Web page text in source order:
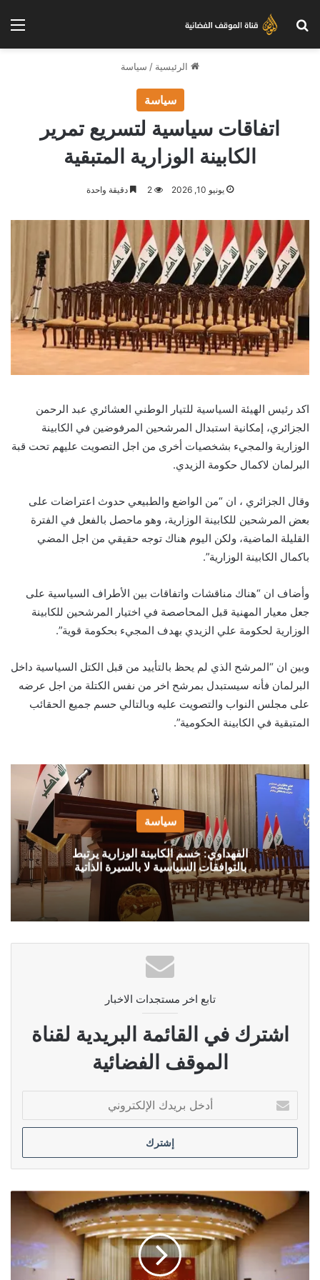
بحث عن
الرئيسية / سياسة
سياسة
اتفاقات سياسية لتسريع تمرير
الكابينة الوزارية المتبقية
يونيو 10, 2026 2 دقيقة واحدة
اكد رئيس الهيئة السياسية للتيار الوطني العشائري عبد الرحمن
الجزائري، إمكانية استبدال المرشحين المرفوضين في الكابينة
الوزارية والمجيء بشخصيات أخرى من اجل التصويت عليهم تحت قبة
البرلمان لاكمال حكومة الزيدي.
وقال الجزائري ، ان “من الواضع والطبيعي حدوث اعتراضات على
بعض المرشحين للكابينة الوزارية، وهو ماحصل بالفعل في الفترة
القليلة الماضية، ولكن اليوم هناك توجه حقيقي من اجل المضي
باكمال الكابينة الوزارية”.
وأضاف ان “هناك مناقشات واتفاقات بين الأطراف السياسية على
جعل معيار المهنية قبل المحاصصة في اختيار المرشحين للكابينة
الوزارية لحكومة علي الزيدي بهدف المجيء بحكومة قوية”.
وبين ان “المرشح الذي لم يحظ بالتأييد من قبل الكتل السياسية داخل
البرلمان فأنه سيستبدل بمرشح اخر من نفس الكتلة من اجل عرضه
على مجلس النواب والتصويت عليه وبالتالي حسم جميع الحقائب
المتبقية في الكابينة الحكومية”.
سياسة
الفهداوي: حسم الكابينة الوزارية يرتبط
بالتوافقات السياسية لا بالسيرة الذاتية
تابع اخر مستجدات الاخبار
اشترك في القائمة البريدية لقناة
الموقف الفضائية
بريدك
الإلكتروني
بجلسة
استثنائية
سياسي
يقوده